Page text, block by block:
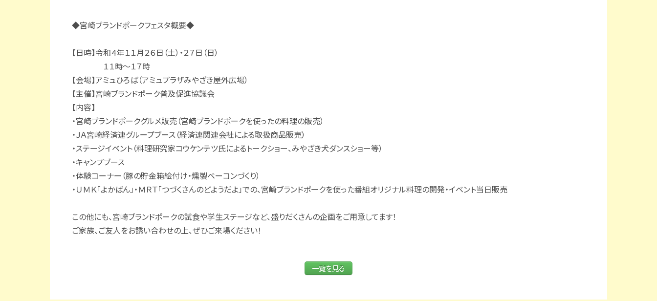
◆宮崎ブランドポークフェスタ概要◆
【日時】令和４年１１月２６日（土）・２７日（日）
１１時～１７時
【会場】アミュひろば（アミュプラザみやざき屋外広場）
【主催】宮崎ブランドポーク普及促進協議会
【内容】
・宮崎ブランドポークグルメ販売（宮崎ブランドポークを使ったの料理の販売）
・ＪＡ宮崎経済連グループブース（経済連関連会社による取扱商品販売）
・ステージイベント（料理研究家コウケンテツ氏によるトークショー、みやざき犬ダンスショー等）
・キャンプブース
・体験コーナー（豚の貯金箱絵付け・燻製ベーコンづくり）
・ＵＭＫ「よかばん」・ＭＲＴ「つづくさんのどようだよ」での、宮崎ブランドポークを使った番組オリジナル料理の開発・イベント当日販売
この他にも、宮崎ブランドポークの試食や学生ステージなど、盛りだくさんの企画をご用意してます！
ご家族、ご友人をお誘い合わせの上、ぜひご来場ください！
一覧を見る